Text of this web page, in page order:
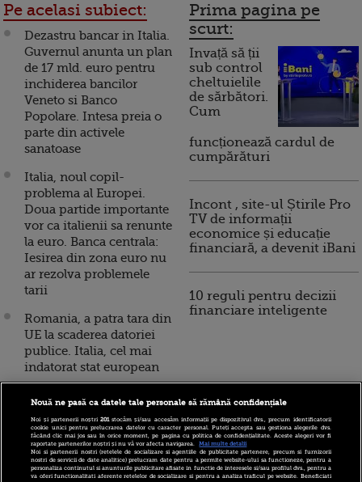
Pe acelasi subiect:
Dezastru bancar in Italia.
Guvernul anunta un plan
de 17 mld. euro pentru
inchiderea bancilor
Veneto si Banco
Popolare. Intesa preia o
parte din activele
sanatoase
Italia, noul copil-
problema al Europei.
Doua partide importante
vor ca italienii sa renunte
la euro. Banca centrala:
Iesirea din zona euro nu
ar rezolva problemele
tarii
Romania, a patra tara din
UE la scaderea datoriei
publice. Italia, cel mai
indatorat stat european
Parlamentul italian a
mld. euro pentru
sprijinirea bancilor.
Monte dei Paschi di
Siena, prima pe lista de
Prima pagina pe
scurt:
Invață să ții
sub control
cheltuielile
de sărbători.
Cum
funcționează cardul de
cumpărături
Incont , site-ul Știrile Pro
TV de informații
economice și educație
financiară, a devenit iBani
10 reguli pentru decizii
financiare inteligente
Nouă ne pasă ca datele tale personale să rămână confidențiale
Noi și partenerii noștri201stocăm și/sau accesăm informații pe dispozitivul dvs., precum identificatorii
cookie unici pentru prelucrarea datelor cu caracter personal. Puteți accepta sau gestiona alegerile dvs.
făcând clic mai jos sau în orice moment, pe pagina cu politica de confidențialitate. Aceste alegeri vor fi
raportate partenerilor noștri și nu vă vor afecta navigarea.
Mai multe detalii
Noi si partenerii nostri (retelele de socializare si agentiile de publicitate partenere, precum si furnizorii
nostri de servicii de date analitice) prelucram date pentru a permite website-ului sa functioneze, pentru a
personaliza continutul si anunturile publicitare afisate in functie de interesele si/sau profilul dvs., pentru a
va oferi functionalitati aferente retelelor de socializare si pentru a analiza traficul pe website. Beneficiati